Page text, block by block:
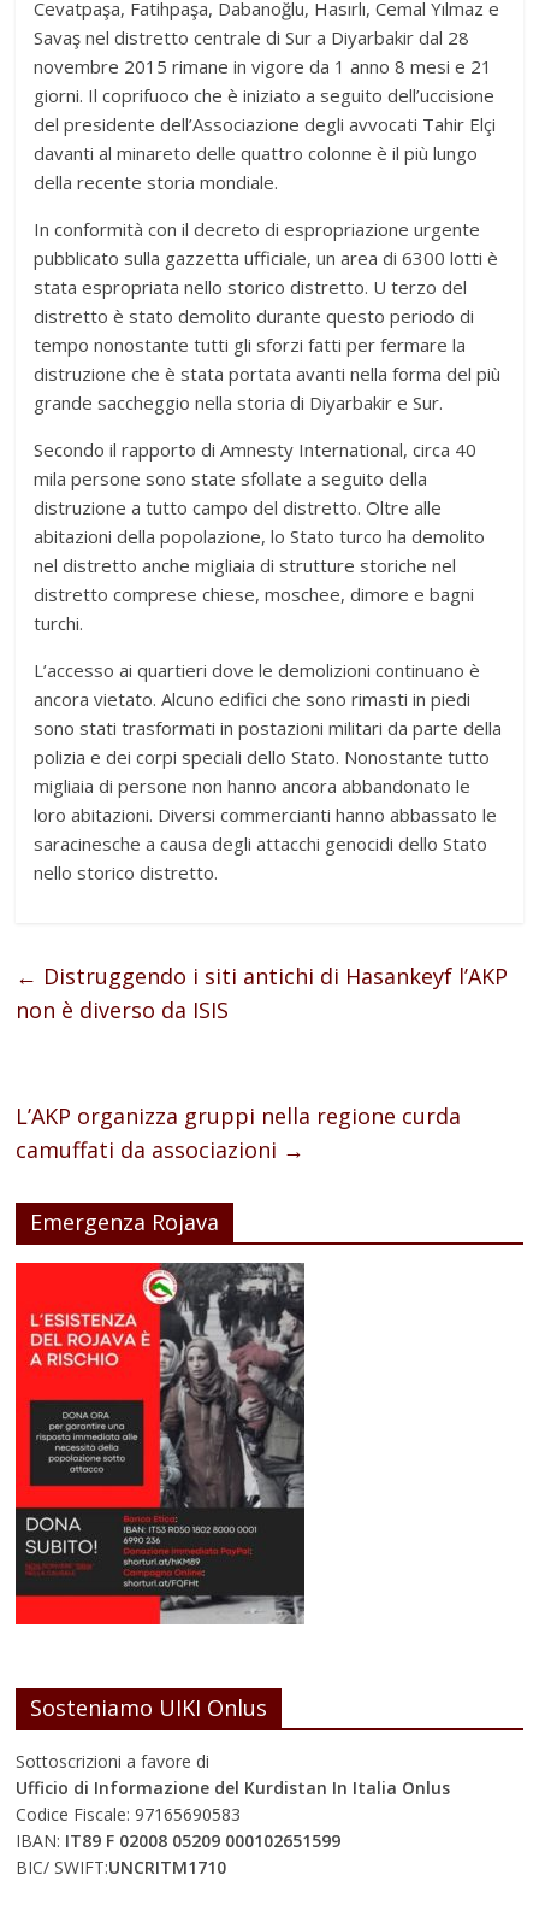
Cevatpaşa, Fatihpaşa, Dabanoğlu, Hasırlı, Cemal Yılmaz e
Savaş nel distretto centrale di Sur a Diyarbakir dal 28
novembre 2015 rimane in vigore da 1 anno 8 mesi e 21
giorni. Il coprifuoco che è iniziato a seguito dell’uccisione
del presidente dell’Associazione degli avvocati Tahir Elçi
davanti al minareto delle quattro colonne è il più lungo
della recente storia mondiale.
In conformità con il decreto di espropriazione urgente
pubblicato sulla gazzetta ufficiale, un area di 6300 lotti è
stata espropriata nello storico distretto. U terzo del
distretto è stato demolito durante questo periodo di
tempo nonostante tutti gli sforzi fatti per fermare la
distruzione che è stata portata avanti nella forma del più
grande saccheggio nella storia di Diyarbakir e Sur.
Secondo il rapporto di Amnesty International, circa 40
mila persone sono state sfollate a seguito della
distruzione a tutto campo del distretto. Oltre alle
abitazioni della popolazione, lo Stato turco ha demolito
nel distretto anche migliaia di strutture storiche nel
distretto comprese chiese, moschee, dimore e bagni
turchi.
L’accesso ai quartieri dove le demolizioni continuano è
ancora vietato. Alcuno edifici che sono rimasti in piedi
sono stati trasformati in postazioni militari da parte della
polizia e dei corpi speciali dello Stato. Nonostante tutto
migliaia di persone non hanno ancora abbandonato le
loro abitazioni. Diversi commercianti hanno abbassato le
saracinesche a causa degli attacchi genocidi dello Stato
nello storico distretto.
← Distruggendo i siti antichi di Hasankeyf l’AKP
non è diverso da ISIS
L’AKP organizza gruppi nella regione curda
camuffati da associazioni →
Emergenza Rojava
Sosteniamo UIKI Onlus
Sottoscrizioni a favore di
Ufficio di Informazione del Kurdistan In Italia Onlus
Codice Fiscale: 97165690583
IBAN: IT89 F 02008 05209 000102651599
BIC/ SWIFT:UNCRITM1710